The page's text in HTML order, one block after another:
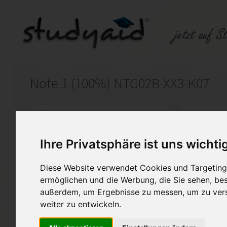
Ihre Privatsphäre ist uns
Diese Website verwendet Cookies und
ermöglichen und die Werbung, die Sie sehen,
außerdem, um Ergebnisse zu messen, um zu
weiter zu entwickeln.
Note 1 (100%) NTG02B-XX3-K07
Auf StudyAid.de verkaufen
Startseite Rechnungswesen
Einsendeaufgabe NTG02B-
Hallo,
ich stelle meine selbst